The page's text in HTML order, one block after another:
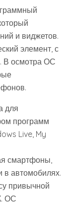
и виджетов.
элемент, с
В осмотра ОС
для
программ
Live, My
смартфоны,
в автомобилях.
привычной
ОС